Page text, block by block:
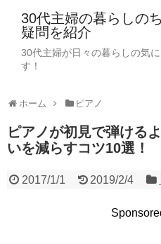
30代主婦の暮らしの
疑問を紹介
30代主婦が日々の暮らしの気
す！
ホーム ピアノ
ピアノが初見で弾ける
いを減らすコツ10選！
2017/1/1 2019/2/4